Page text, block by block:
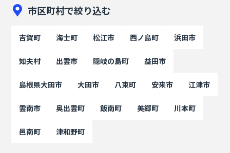
市区町村で絞り込む
吉賀町 海士町 松江市 西ノ島町 浜田市
知夫村 出雲市 隠岐の島町 益田市
島根県大田市 大田市 八束町 安来市 江津市
雲南市 奥出雲町 飯南町 美郷町 川本町
邑南町 津和野町